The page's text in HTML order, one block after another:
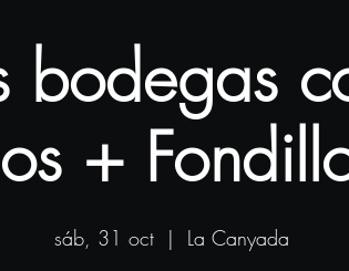
bodegas
+
sáb, 31 oct
  |
La Canyada